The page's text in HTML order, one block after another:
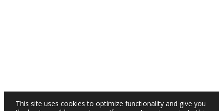
This site uses cookies to optimize functionality and give you